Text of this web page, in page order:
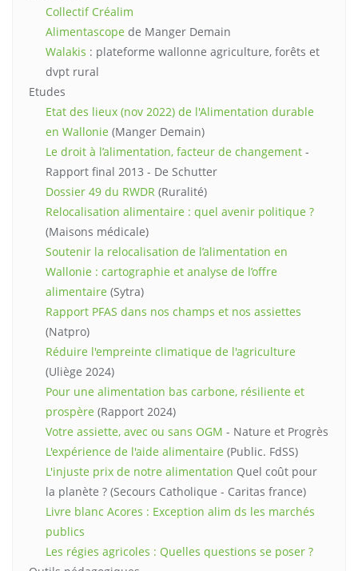
Collectif Créalim
Alimentascope de Manger Demain
Walakis : plateforme wallonne agriculture, forêts et
dvpt rural
Etudes
Etat des lieux (nov 2022) de l'Alimentation durable
en Wallonie (Manger Demain)
Le droit à l’alimentation, facteur de changement -
Rapport final 2013 - De Schutter
Dossier 49 du RWDR (Ruralité)
Relocalisation alimentaire : quel avenir politique ?
(Maisons médicale)
Soutenir la relocalisation de l’alimentation en
Wallonie : cartographie et analyse de l’offre
alimentaire (Sytra)
Rapport PFAS dans nos champs et nos assiettes
(Natpro)
Réduire l'empreinte climatique de l'agriculture
(Uliège 2024)
Pour une alimentation bas carbone, résiliente et
prospère (Rapport 2024)
Votre assiette, avec ou sans OGM - Nature et Progrès
L'expérience de l'aide alimentaire (Public. FdSS)
L'injuste prix de notre alimentation Quel coût pour
la planète ? (Secours Catholique - Caritas france)
Livre blanc Acores : Exception alim ds les marchés
publics
Les régies agricoles : Quelles questions se poser ?